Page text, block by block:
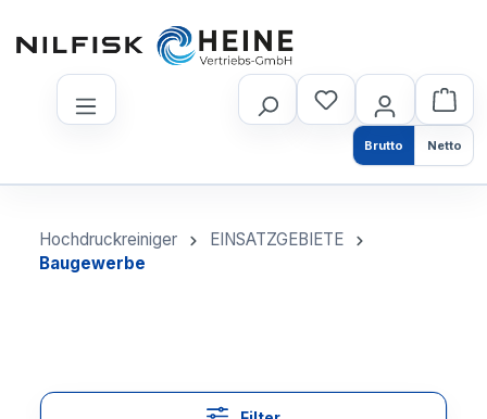
Brutto Netto
Hochdruckreiniger
EINSATZGEBIETE
Baugewerbe